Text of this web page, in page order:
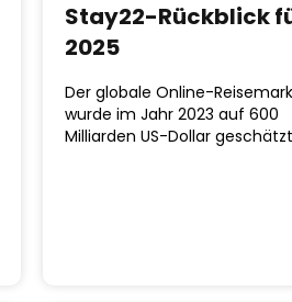
Stay22-Rückblick
2025
Der globale Online-
wurde im Jahr 2023 auf 600
Milliarden US-Dollar